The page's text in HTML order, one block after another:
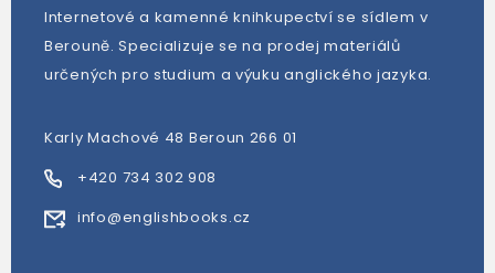
Internetové a kamenné knihkupectví se sídlem v
Berouně. Specializuje se na prodej materiálů
určených pro studium a výuku anglického jazyka.
Karly Machové 48 Beroun 266 01
+420 734 302 908
info@englishbooks.cz